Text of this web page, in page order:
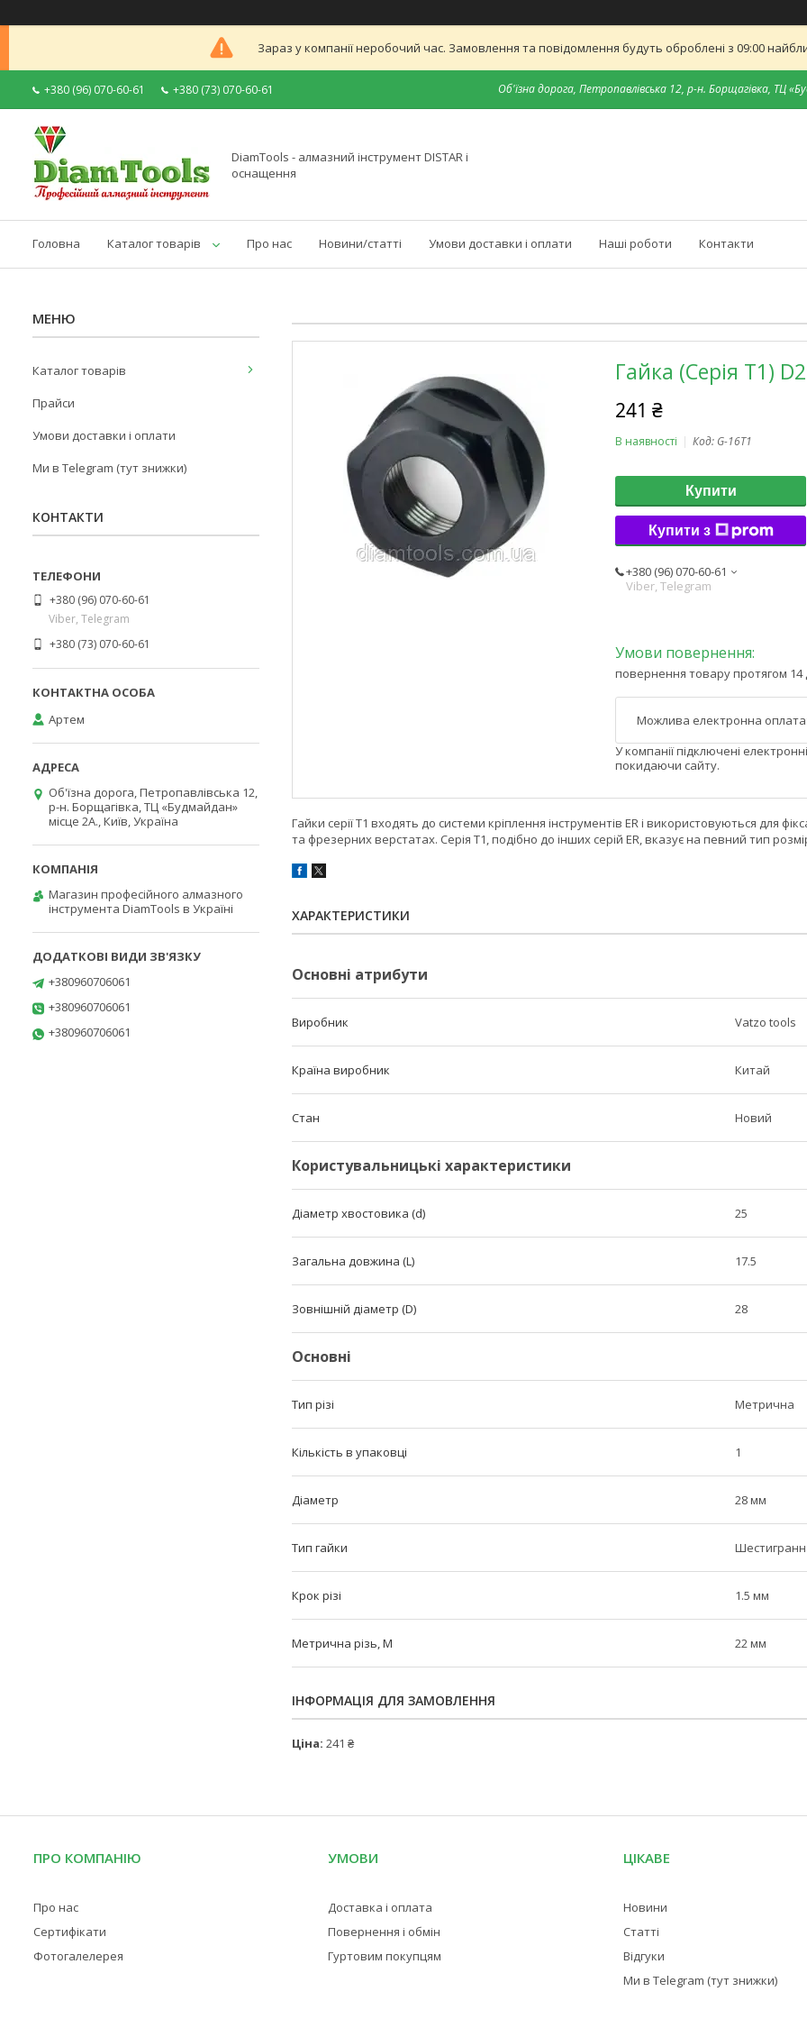
Зараз у компанії неробочий час. Замовлення та повідомлення будуть оброблені з 09:00
+380 (96) 070-60-61 +380 (73) 070-60-61 Об'їзна дорога, Петропавлівська 12, р-н. Борщагівка, ТЦ
DiamTools - алмазний інструмент DISTAR і
оснащення
Головна Каталог товарів Про нас Новини/статті Умови доставки і оплати Наші роботи Контакти
Гайка (Серія T1)
241 ₴
В наявності Код: G-16T1
Купити
Купити з
+380 (96) 070-60-61
Viber, Telegram
повернення товару протягом 14
У компанії підключені
покидаючи сайту.
Гайки серії T1 входять до системи кріплення інструментів ER і використовуються для
та фрезерних верстатах. Серія T1, подібно до інших серій ER, вказує на певний тип
ХАРАКТЕРИСТИКИ
Основні атрибути
Виробник Vatzo tools
Країна виробник Китай
Стан Новий
Користувальницькі характеристики
Діаметр хвостовика (d) 25
Загальна довжина (L) 17.5
Зовнішній діаметр (D) 28
Основні
Тип різі Метрична
Кількість в упаковці 1
Діаметр 28 мм
Тип гайки
Крок різі 1.5 мм
Метрична різь, М 22 мм
ІНФОРМАЦІЯ ДЛЯ ЗАМОВЛЕННЯ
Ціна: 241 ₴
Каталог товарів
Прайси
Умови доставки і оплати
Ми в Telegram (тут знижки)
КОНТАКТИ
+380 (96) 070-60-61
Viber, Telegram
+380 (73) 070-60-61
Артем
Об'їзна дорога, Петропавлівська 12,
р-н. Борщагівка, ТЦ «Будмайдан»
місце 2А., Київ, Україна
Магазин професійного алмазного
інструмента DiamTools в Україні
+380960706061
+380960706061
+380960706061
ПРО КОМПАНІЮ
Про нас
Сертифікати
Фотогалелерея
УМОВИ
Доставка і оплата
Повернення і обмін
Гуртовим покупцям
ЦІКАВЕ
Новини
Статті
Відгуки
Ми в Telegram (тут знижки)